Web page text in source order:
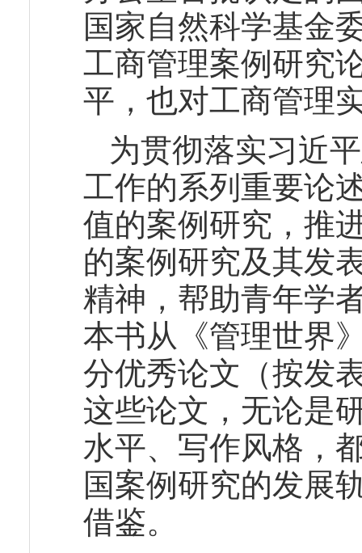
国家自然科学基金
工商管理案例研究
平，也对工商管理
为贯彻落实习近
工作的系列重要论
值的案例研究，推
的案例研究及其发
精神，帮助青年学
本书从《管理世界
分优秀论文（按发
这些论文，无论是
水平、写作风格，
国案例研究的发展
借鉴。